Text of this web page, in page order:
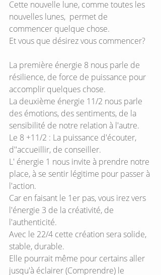
Cette nouvelle lune, comme toutes les
nouvelles lunes,  permet de
commencer quelque chose.
Et vous que désirez vous commencer?
La première énergie 8 nous parle de
résilience, de force de puissance pour
accomplir quelques chose.
La deuxième énergie 11/2 nous parle
des émotions, des sentiments, de la
sensibilité de notre relation à l'autre.
Le 8 +11/2 : La puissance d'écouter,
d''accueillir, de conseiller.
L' énergie 1 nous invite à prendre notre
place, à se sentir légitime pour passer à
l'action.
Car en faisant le 1er pas, vous irez vers
l'énergie 3 de la créativité, de
l'authenticité.
Avec le 22/4 cette création sera solide,
stable, durable.
Elle pourrait même pour certains aller
jusqu'à éclairer (Comprendre) le